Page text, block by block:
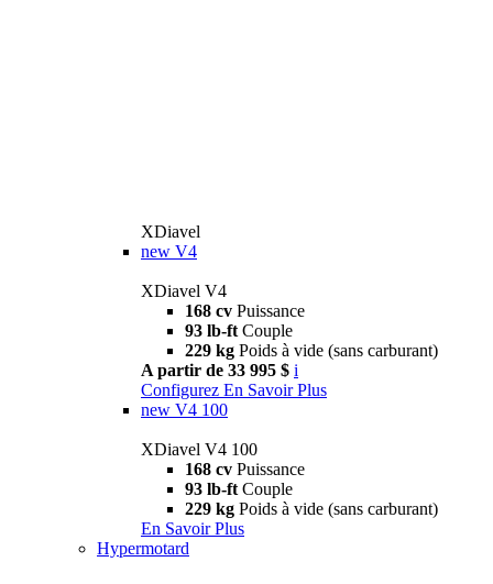
XDiavel
new V4
XDiavel V4
168 cv Puissance
93 lb-ft Couple
229 kg Poids à vide (sans carburant)
A partir de 33 995 $ i
Configurez En Savoir Plus
new V4 100
XDiavel V4 100
168 cv Puissance
93 lb-ft Couple
229 kg Poids à vide (sans carburant)
En Savoir Plus
Hypermotard